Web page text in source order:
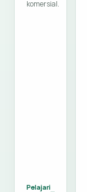
komersial.
Pelajari